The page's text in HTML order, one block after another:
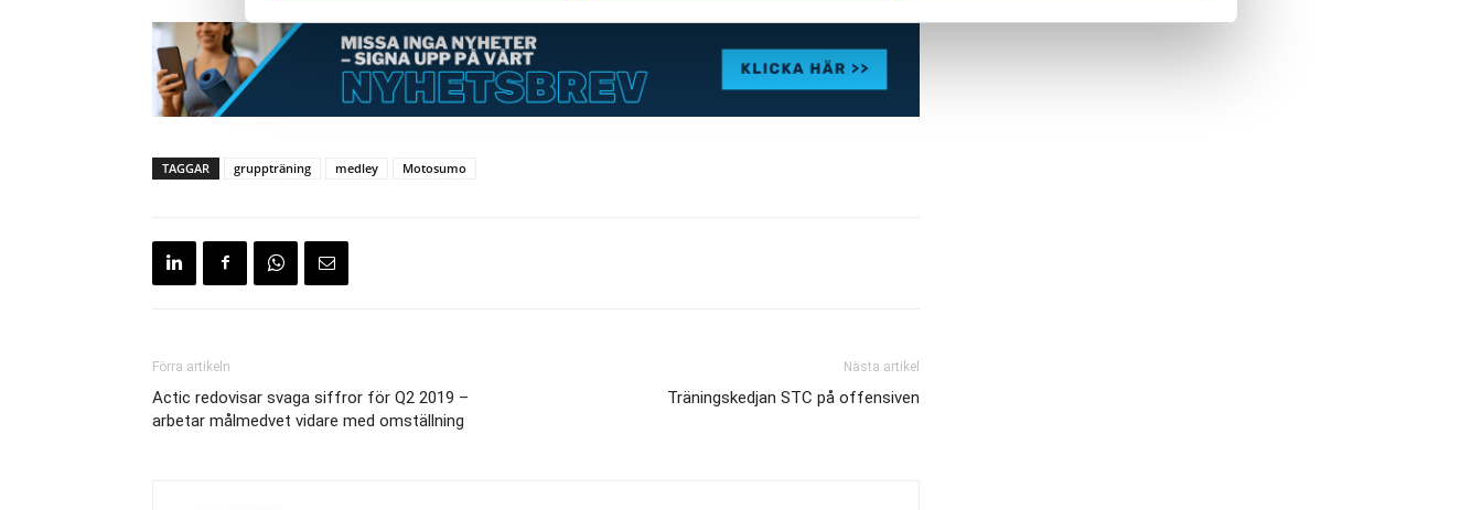
TAGGAR gruppträning medley Motosumo
Förra artikeln
Actic redovisar svaga siffror för Q2 2019 –
arbetar målmedvet vidare med omställning
Nästa artikel
Träningskedjan STC på offensiven